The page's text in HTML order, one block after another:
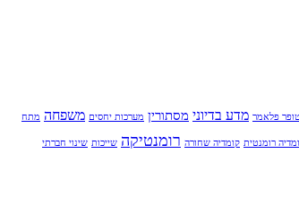
פלאמר מדע בדיוני מסתורין מערכות יחסים משפחה מתח
רומנטית קומדיה שחורה רומנטיקה שייכות שינוי חברתי